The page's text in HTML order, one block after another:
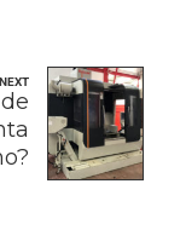
NEXT